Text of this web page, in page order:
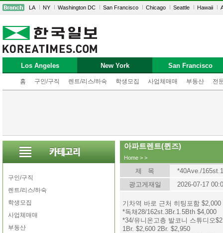
LA NY Washington DC San Francisco Chicago Seattle Hawaii
Los Angeles New York
홈 구인/구직 렌트/리스/하숙 학생모집 사업체매매 부동산 전
San Francisco
구인/구직
렌트/리스/하숙
학생모집
사업체매매
부동산
아파트렌트(퀸즈)
Home > >
제 목
*40Ave./
광고게재일
2026-07-17
기차역 바로 근처 히팅포함 $2,000
*독채28/162st.3Br.1.5Bth $4,000
*34/유니온고층 발코니 스튜디오
1Br. $2,600 2Br. $2,950